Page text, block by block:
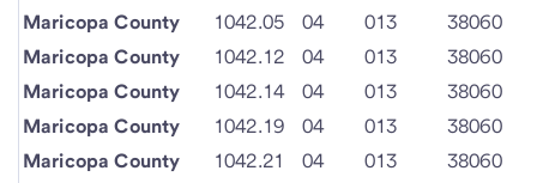
Maricopa County
1042.05 04 013
38060
Maricopa County
1042.12 04 013
38060
Maricopa County
1042.14 04 013
38060
Maricopa County
1042.19 04 013
38060
Maricopa County
1042.21 04 013
38060